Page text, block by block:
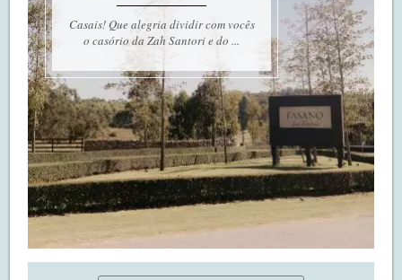
Casais! Que alegria dividir com vocês
o casório da Zah Santori e do ...